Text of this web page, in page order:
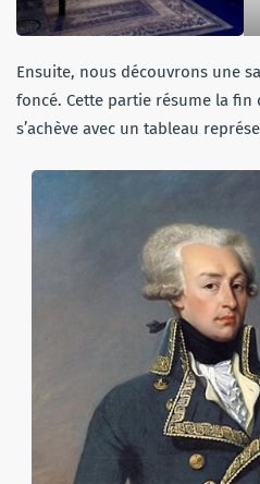
Ensuite, nous découvrons une
foncé. Cette partie résume la fin
s’achève avec un tableau